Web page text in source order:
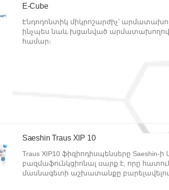
E-Cube
Էնդոդոնտիկ միկրոշարժիչ՝
ինչպես նաև խցանված
համար։
Saeshin Traus XIP 10
Traus XIP10 ֆիզիոդիսպենսերը
բազմաֆունկցիոնալ սարք է, որը
մասնագետի աշխատանքը բարելավելու